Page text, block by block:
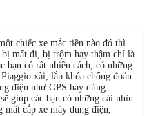
chiếc xe mắc tiền nào đó thì
bị mất đi, bị trộm hay thậm chí là
bạn có rất nhiều cách, có những
xài, lắp khóa chống đoản
điện như GPS hay dùng
giúp các bạn có những cái nhìn
mất cắp xe máy dùng điện,